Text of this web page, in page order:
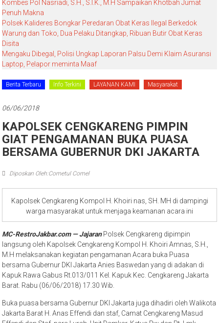
Kombes Pol Nasriadi, S.H., S.I.K., M.H Sampaikan Khotbah Jumat
Penuh Makna
Polsek Kalideres Bongkar Peredaran Obat Keras Ilegal Berkedok
Warung dan Toko, Dua Pelaku Ditangkap, Ribuan Butir Obat Keras
Disita
Mengaku Dibegal, Polisi Ungkap Laporan Palsu Demi Klaim Asuransi
Laptop, Pelapor meminta Maaf
Berita Terbaru Info Terkini LAYANAN KAMI Masyarakat
06/06/2018
KAPOLSEK CENGKARENG PIMPIN
GIAT PENGAMANAN BUKA PUASA
BERSAMA GUBERNUR DKI JAKARTA
Diposkan Oleh:Cometul Comel
Kapolsek Cengkareng Kompol H. Khoiri nas, SH. MH di dampingi
warga masyarakat untuk menjaga keamanan acara ini
MC-RestroJakbar.com — JajaranPolsek Cengkareng dipimpin
langsung oleh Kapolsek Cengkareng Kompol H. Khoiri Amnas, S.H.,
M.H melaksanakan kegiatan pengamanan Acara buka Puasa
bersama Gubernur DKI Jakarta Anies Baswedan yang di adakan di
Kapuk Rawa Gabus Rt.013/011 Kel. Kapuk Kec. Cengkareng Jakarta
Barat. Rabu (06/06/2018) 17.30 Wib.
Buka puasa bersama Gubernur DKI Jakarta juga dihadiri oleh Walikota
Jakarta Barat H. Anas Effendi dan staf, Camat Cengkareng Masud